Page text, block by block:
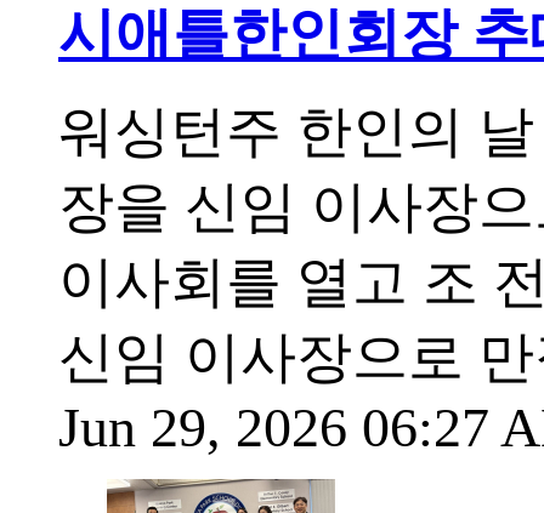
시애틀한인회장 추
워싱턴주 한인의
장을 신임 이사장
이사회를 열고 조
신임 이사장으로
Jun 29, 2026 06:27